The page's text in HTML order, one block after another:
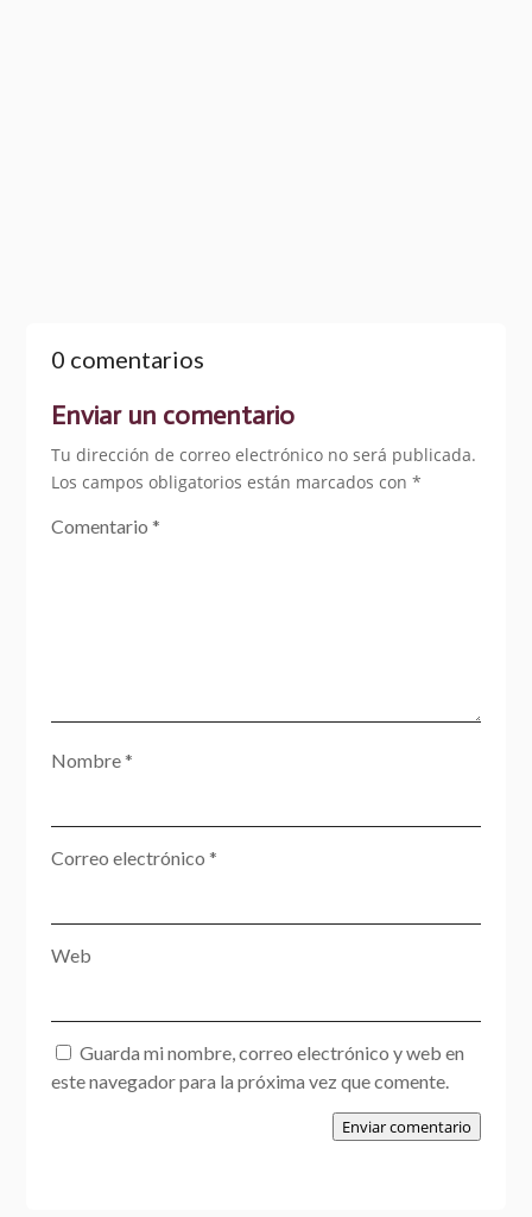
0 comentarios
Enviar un comentario
Tu dirección de correo electrónico no será publicada.
Los campos obligatorios están marcados con *
Comentario *
Nombre*
Correo electrónico *
Web
Guarda mi nombre, correo electrónico y web en
este navegador para la próxima vez que comente.
Enviar comentario